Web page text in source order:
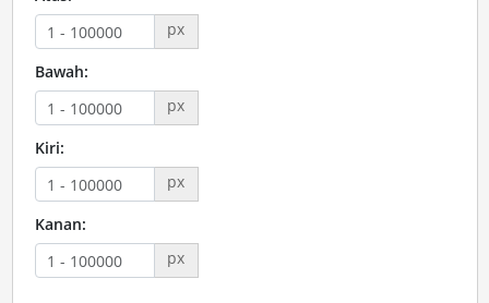
px
Bawah:
px
Kiri:
px
Kanan:
px